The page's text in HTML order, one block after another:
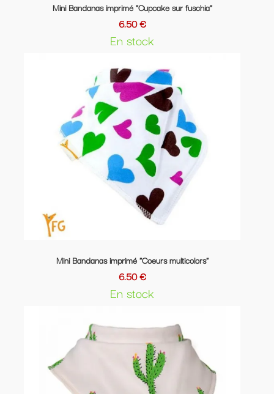
Mini Bandanas imprimé "Cupcake sur fuschia"
6.50 €
En stock
Mini Bandanas imprimé "Coeurs multicolors"
6.50 €
En stock